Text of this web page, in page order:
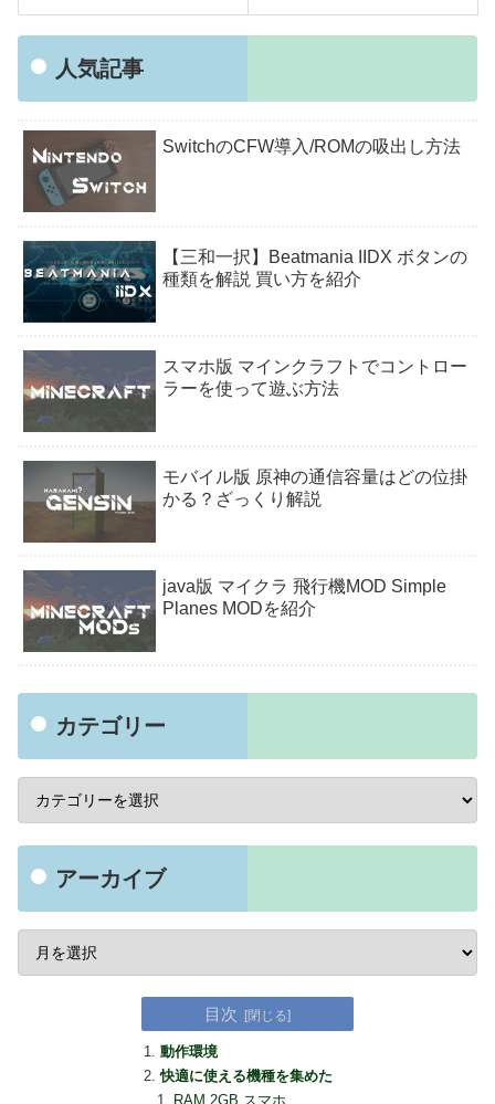
人気記事
SwitchのCFW導入/ROMの吸出し方法
【三和一択】Beatmania IIDX ボタンの
種類を解説 買い方を紹介
スマホ版 マインクラフトでコントロー
ラーを使って遊ぶ方法
モバイル版 原神の通信容量はどの位掛
かる？ざっくり解説
java版 マイクラ 飛行機MOD Simple
Planes MODを紹介
カテゴリー
アーカイブ
目次
動作環境
快適に使える機種を集めた
RAM 2GB スマホ